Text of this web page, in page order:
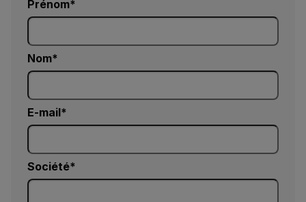
Prénom
Nom
E-mail
Société